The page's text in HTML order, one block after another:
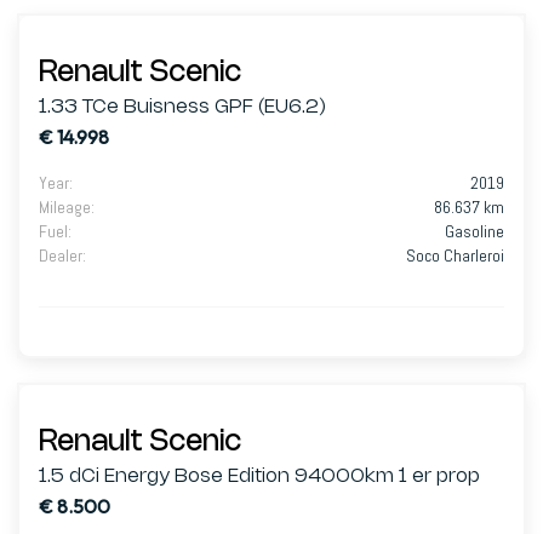
Renault Scenic
1.33 TCe Buisness GPF (EU6.2)
€ 14.998
Year:
2019
Mileage:
86.637 km
Fuel:
Gasoline
Dealer: Soco Charleroi
Renault Scenic
1.5 dCi Energy Bose Edition 94000km 1 er prop
€ 8.500